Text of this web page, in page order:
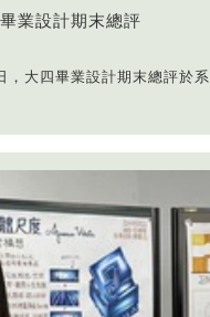
畢業設計期末總評
，大四畢業設計期末總評於